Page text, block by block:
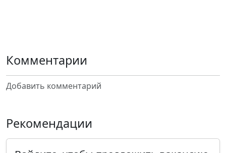
Комментарии
Добавить комментарий
Рекомендации